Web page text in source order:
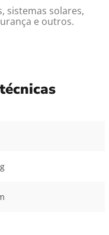
sistemas solares,
e outros.